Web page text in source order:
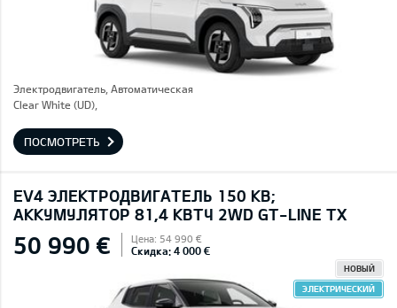
Электродвигатель, Автоматическая
Clear White (UD),
ПОСМОТРЕТЬ
EV4 ЭЛЕКТРОДВИГАТЕЛЬ 150 КВ;
AККУМУЛЯТОР 81,4 КВТЧ 2WD GT-LINE TX
50 990 € Цена: 54 990 €
Скидка: 4 000 €
НОВЫЙ
ЭЛЕКТРИЧЕСКИЙ